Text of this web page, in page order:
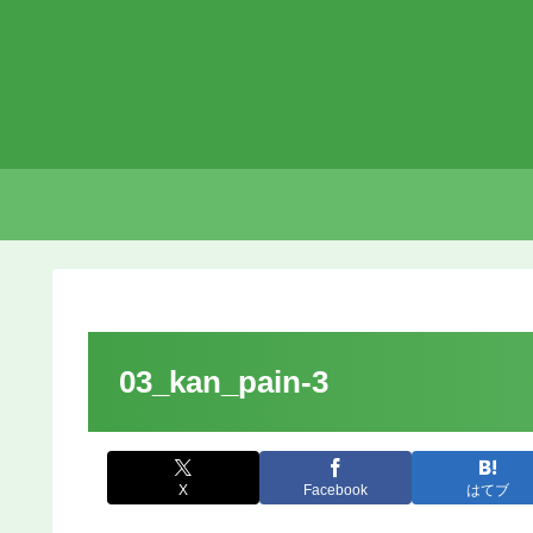
03_kan_pain-3
X Facebook はてブ